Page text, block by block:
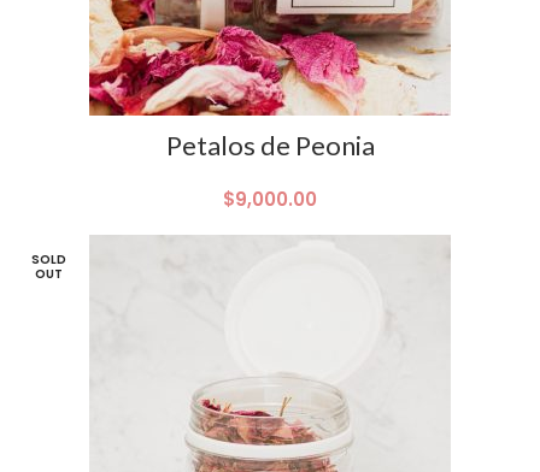
Petalos de Peonia
$9,000.00
SOLD
OUT